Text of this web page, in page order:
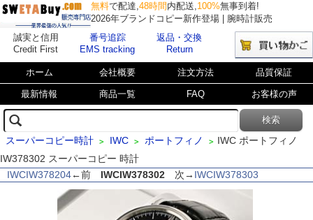
無料で配達,48時間 内配送,100%無事到着!
2026年ブランドコピー新作登場 | 腕時計販売
誠実と信用
Credit First
番号追踪
EMS tracking
返品・交換
Return
ホーム 会社概要 注文方法 品質保証
最新情報 商品一覧 FAQ お客様の声
スーパーコピー時計 > IWC > ポートフィノ > IWC ポートフィノ
IW378302 スーパーコピー 時計
IWCIW378204←前 IWCIW378302 次→ IWCIW378303